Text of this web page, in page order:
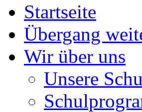
Startseite
Übergang
Wir über uns
Unsere